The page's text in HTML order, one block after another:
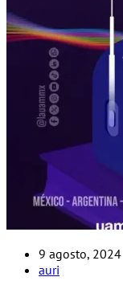
9 agosto, 2024
auri